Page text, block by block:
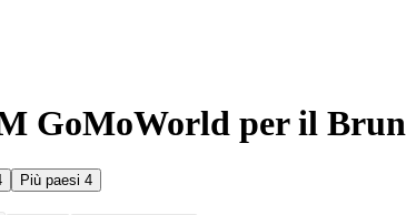
GoMoWorld per il
Più paesi 4